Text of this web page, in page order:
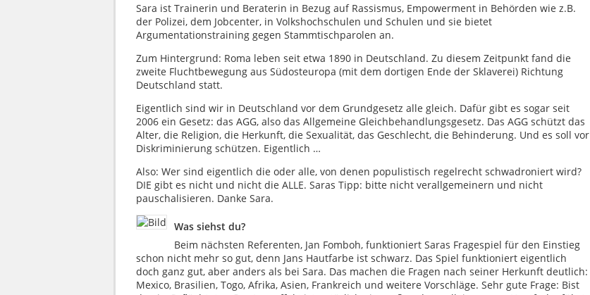
Sara ist Trainerin und Beraterin in Bezug auf Rassismus, Empowerment in Behörden wie z.B.
der Polizei, dem Jobcenter, in Volkshochschulen und Schulen und sie bietet
Argumentationstraining gegen Stammtischparolen an.
Zum Hintergrund: Roma leben seit etwa 1890 in Deutschland. Zu diesem Zeitpunkt fand die
zweite Fluchtbewegung aus Südosteuropa (mit dem dortigen Ende der Sklaverei) Richtung
Deutschland statt.
Eigentlich sind wir in Deutschland vor dem Grundgesetz alle gleich. Dafür gibt es sogar seit
2006 ein Gesetz: das AGG, also das Allgemeine Gleichbehandlungsgesetz. Das AGG schützt das
Alter, die Religion, die Herkunft, die Sexualität, das Geschlecht, die Behinderung. Und es soll vor
Diskriminierung schützen. Eigentlich …
Also: Wer sind eigentlich die oder alle, von denen populistisch regelrecht schwadroniert wird?
DIE gibt es nicht und nicht die ALLE. Saras Tipp: bitte nicht verallgemeinern und nicht
pauschalisieren. Danke Sara.
Was siehst du?
Beim nächsten Referenten, Jan Fomboh, funktioniert Saras Fragespiel für den Einstieg
schon nicht mehr so gut, denn Jans Hautfarbe ist schwarz. Das Spiel funktioniert eigentlich
doch ganz gut, aber anders als bei Sara. Das machen die Fragen nach seiner Herkunft deutlich:
Mexico, Brasilien, Togo, Afrika, Asien, Frankreich und weitere Vorschläge. Sehr gute Frage: Bist